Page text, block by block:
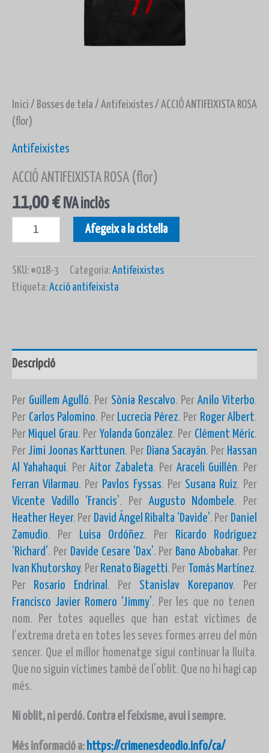
Inici / Bosses de tela / Antifeixistes/ ACCIÓ ANTIFEIXISTA ROSA
(flor)
Antifeixistes
ACCIÓ ANTIFEIXISTA ROSA (flor)
11,00€ IVA inclòs
Afegeix a la cistella
SKU: #018-3 Categoria:Antifeixistes
Etiqueta:Acció antifeixista
Descripció
Per Guillem Agulló. Per Sònia Rescalvo. Per Anilo Viterbo.
Per Carlos Palomino. Per Lucrecia Pérez. Per Roger Albert.
Per Miquel Grau. Per Yolanda González. Per Clément Méric.
PerJimi Joonas Karttunen. Per Diana Sacayán. Per Hassan
Al Yahahaqui. PerAitor Zabaleta. Per Araceli Guillén. Per
Ferran Vilarmau. Per Pavlos Fyssas. Per Susana Ruiz. Per
Vicente Vadillo ‘Francis’. Per Augusto Ndombele. Per
Heather Heyer. Per David Ángel Ribalta ‘Davide’. Per Daniel
Zamudio. Per Luisa Ordóñez. Per
Ricardo Rodríguez
‘Richard’. Per Davide Cesare ‘Dax’. Per Bano Abobakar. Per
Ivan Khutorskoy. Per Renato Biagetti. Per Tomás Martínez.
Per
Rosario Endrinal . Per Stanislav Korepanov. Per
Francisco Javier Romero ‘Jimmy’. Per les que no tenen
nom. Per totes aquelles que han estat víctimes de
l’extrema dreta en totes les seves formes arreu del món
sencer. Que el millor homenatge sigui continuar la lluita.
Que no siguin víctimes també de l’oblit. Que no hi hagi cap
més.
Ni oblit, ni perdó. Contra el feixisme, avui i sempre.
Més informació a: https://crimenesdeodio.info/ca/